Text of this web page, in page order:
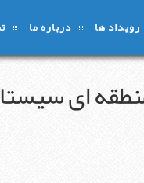
رویداد ها درباره ما
ای